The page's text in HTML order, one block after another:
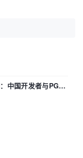
中国开发者与PG内